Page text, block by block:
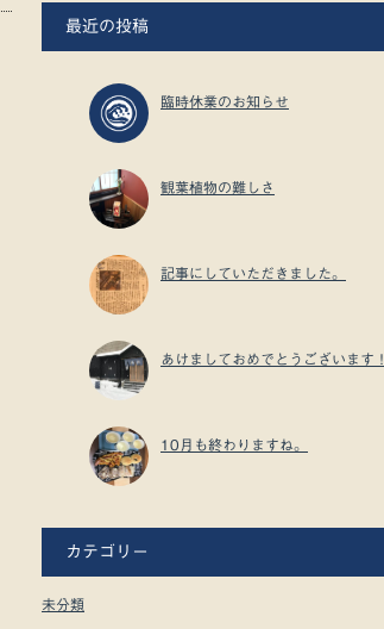
最近の投稿
臨時休業のお知らせ
観葉植物の難しさ
記事にしていただきました。
あけましておめでとうございます！
10月も終わりますね。
カテゴリー
未分類